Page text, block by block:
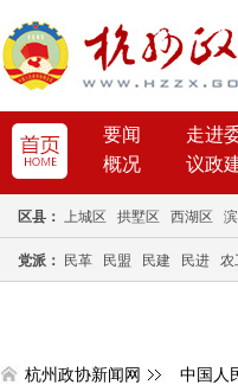
要闻 走进
概况
议政
区县： 上城区 拱墅区 西湖区
党派： 民革 民盟 民建 民进 农
杭州政协新闻网 中国人